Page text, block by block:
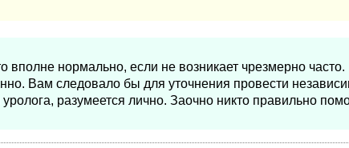
нормально, если не возникает чрезмерно часто.
Вам следовало бы для уточнения провести
разумеется лично. Заочно никто правильно